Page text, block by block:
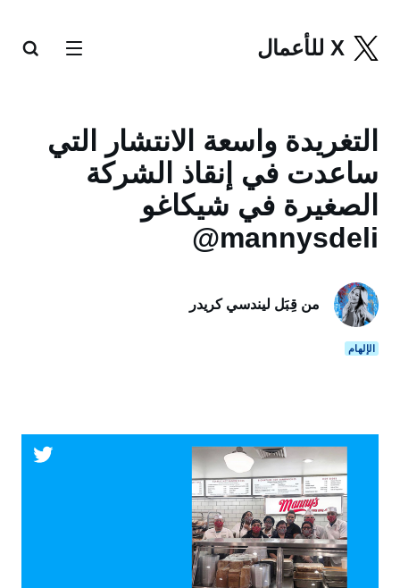
X للأعمال
التغريدة واسعة الانتشار التي
ساعدت في إنقاذ الشركة
الصغيرة في شيكاغو
‎@mannysdeli
من قِبَل ليندسي كريدر
الإلهام